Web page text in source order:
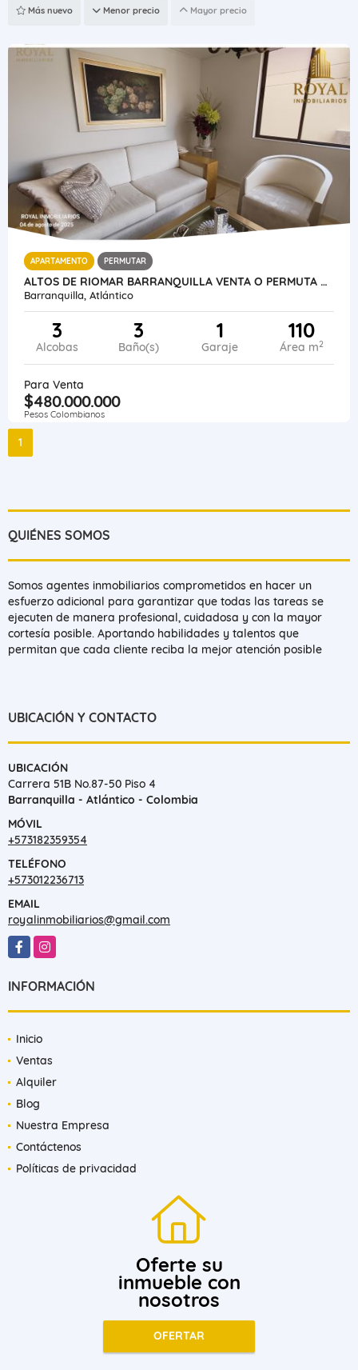
Más nuevo Menor precio Mayor precio
APARTAMENTO PERMUTAR
ALTOS DE RIOMAR BARRANQUILLA VENTA O PERMUTA APARTAMENTO DE 110 M2
Barranquilla, Atlántico
3
Alcobas
3
Baño(s)
1
Garaje
110
Área m2
Para Venta
$480.000.000
Pesos Colombianos
1
QUIÉNES SOMOS
Somos agentes inmobiliarios comprometidos en hacer un
esfuerzo adicional para garantizar que todas las tareas se
ejecuten de manera profesional, cuidadosa y con la mayor
cortesía posible. Aportando habilidades y talentos que
permitan que cada cliente reciba la mejor atención posible
UBICACIÓN Y CONTACTO
UBICACIÓN
Carrera 51B No.87-50 Piso 4
Barranquilla - Atlántico - Colombia
MÓVIL
+573182359354
TELÉFONO
+573012236713
EMAIL
royalinmobiliarios@gmail.com
FacebookInstagram
INFORMACIÓN
Inicio
Ventas
Alquiler
Blog
Nuestra Empresa
Contáctenos
Políticas de privacidad
Oferte su
inmueble con
nosotros
OFERTAR